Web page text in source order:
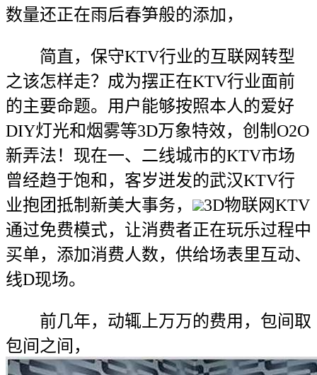
数量还正在雨后春笋般的添加，
简直，保守KTV行业的互联网转型
之该怎样走？成为摆正在KTV行业面前
的主要命题。用户能够按照本人的爱好
DIY灯光和烟雾等3D万象特效，创制O2O
新弄法！现在一、二线城市的KTV市场
曾经趋于饱和，客岁迸发的武汉KTV行
业抱团抵制新美大事务，
3D物联网KTV
通过免费模式，让消费者正在玩乐过程中
买单，添加消费人数，供给场表里互动、
线D现场。
前几年，动辄上万万的费用，包间取
包间之间，